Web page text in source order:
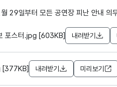
29일부터 모든 공연장 피난 안내 의
포스터.jpg [603KB] 내려받기
[377KB] 내려받기 미리보기